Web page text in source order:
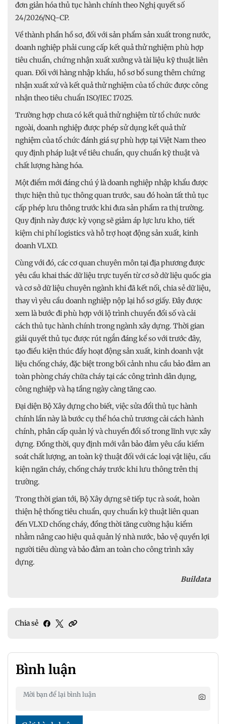
đơn giản hóa thủ tục hành chính theo Nghị quyết số
24/2026/NQ-CP.
Về thành phần hồ sơ, đối với sản phẩm sản xuất trong nước,
doanh nghiệp phải cung cấp kết quả thử nghiệm phù hợp
tiêu chuẩn, chứng nhận xuất xưởng và tài liệu kỹ thuật liên
quan. Đối với hàng nhập khẩu, hồ sơ bổ sung thêm chứng
nhận xuất xứ và kết quả thử nghiệm của tổ chức được công
nhận theo tiêu chuẩn ISO/IEC 17025.
Trường hợp chưa có kết quả thử nghiệm từ tổ chức nước
ngoài, doanh nghiệp được phép sử dụng kết quả thử
nghiệm của tổ chức đánh giá sự phù hợp tại Việt Nam theo
quy định pháp luật về tiêu chuẩn, quy chuẩn kỹ thuật và
chất lượng hàng hóa.
Một điểm mới đáng chú ý là doanh nghiệp nhập khẩu được
thực hiện thủ tục thông quan trước, sau đó hoàn tất thủ tục
cấp phép lưu thông trước khi đưa sản phẩm ra thị trường.
Quy định này được kỳ vọng sẽ giảm áp lực lưu kho, tiết
kiệm chi phí logistics và hỗ trợ hoạt động sản xuất, kinh
doanh VLXD.
Cùng với đó, các cơ quan chuyên môn tại địa phương được
yêu cầu khai thác dữ liệu trực tuyến từ cơ sở dữ liệu quốc gia
và cơ sở dữ liệu chuyên ngành khi đã kết nối, chia sẻ dữ liệu,
thay vì yêu cầu doanh nghiệp nộp lại hồ sơ giấy. Đây được
xem là bước đi phù hợp với lộ trình chuyển đổi số và cải
cách thủ tục hành chính trong ngành xây dựng. Thời gian
giải quyết thủ tục được rút ngắn đáng kể so với trước đây,
tạo điều kiện thúc đẩy hoạt động sản xuất, kinh doanh vật
liệu chống cháy, đặc biệt trong bối cảnh nhu cầu bảo đảm an
toàn phòng cháy chữa cháy tại các công trình dân dụng,
công nghiệp và hạ tầng ngày càng tăng cao.
Đại diện Bộ Xây dựng cho biết, việc sửa đổi thủ tục hành
chính lần này là bước cụ thể hóa chủ trương cải cách hành
chính, phân cấp quản lý và chuyển đổi số trong lĩnh vực xây
dựng. Đồng thời, quy định mới vẫn bảo đảm yêu cầu kiểm
soát chất lượng, an toàn kỹ thuật đối với các loại vật liệu, cấu
kiện ngăn cháy, chống cháy trước khi lưu thông trên thị
trường.
Trong thời gian tới, Bộ Xây dựng sẽ tiếp tục rà soát, hoàn
thiện hệ thống tiêu chuẩn, quy chuẩn kỹ thuật liên quan
đến VLXD chống cháy, đồng thời tăng cường hậu kiểm
nhằm nâng cao hiệu quả quản lý nhà nước, bảo vệ quyền lợi
người tiêu dùng và bảo đảm an toàn cho công trình xây
dựng.
Buildata
Chia sẻ
Bình luận